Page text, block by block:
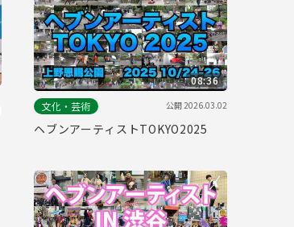
08:36
文化・芸術
公開2026.03.02
ヘブンアーティストTOKYO2025